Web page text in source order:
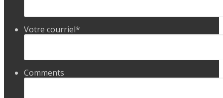
Votre courriel*
Comments